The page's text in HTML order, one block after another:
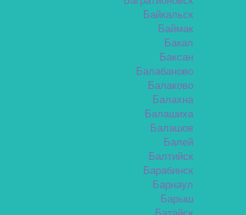
Байкальск
Баймак
Бакал
Баксан
Балабаново
Балаково
Балахна
Балашиха
Балашов
Балей
Балтийск
Барабинск
Барнаул
Барыш